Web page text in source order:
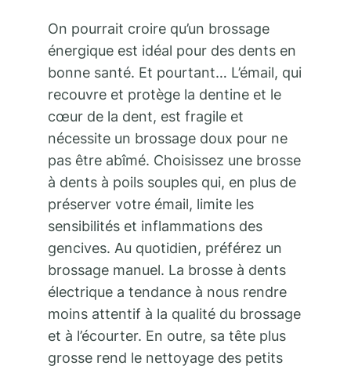
On pourrait croire qu’un brossage
énergique est idéal pour des dents en
bonne santé. Et pourtant… L’émail, qui
recouvre et protège la dentine et le
cœur de la dent, est fragile et
nécessite un brossage doux pour ne
pas être abîmé. Choisissez une brosse
à dents à poils souples qui, en plus de
préserver votre émail, limite les
sensibilités et inflammations des
gencives. Au quotidien, préférez un
brossage manuel. La brosse à dents
électrique a tendance à nous rendre
moins attentif à la qualité du brossage
et à l’écourter. En outre, sa tête plus
grosse rend le nettoyage des petits